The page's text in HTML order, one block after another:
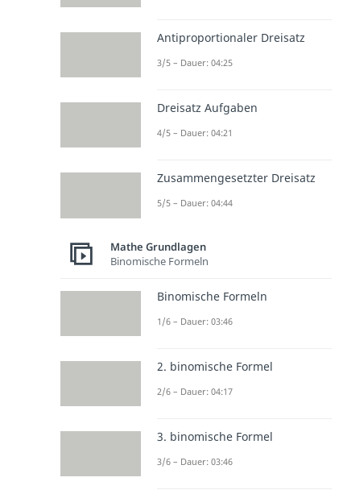
Antiproportionaler Dreisatz
3/5 – Dauer: 04:25
Dreisatz Aufgaben
4/5 – Dauer: 04:21
Zusammengesetzter Dreisatz
5/5 – Dauer: 04:44
Mathe Grundlagen
Binomische Formeln
Binomische Formeln
1/6 – Dauer: 03:46
2. binomische Formel
2/6 – Dauer: 04:17
3. binomische Formel
3/6 – Dauer: 03:46